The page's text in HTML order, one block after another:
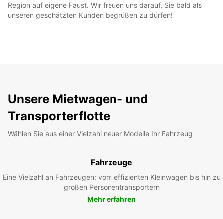
Region auf eigene Faust. Wir freuen uns darauf, Sie bald als
unseren geschätzten Kunden begrüßen zu dürfen!
Unsere Mietwagen- und
Transporterflotte
Wählen Sie aus einer Vielzahl neuer Modelle Ihr Fahrzeug
Fahrzeuge
Eine Vielzahl an Fahrzeugen: vom effizienten Kleinwagen bis hin zu
großen Personentransportern
Mehr erfahren